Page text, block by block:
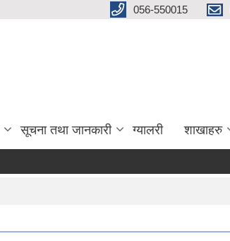
056-550015
सूचना तथा जानकारी ग्यालरी शाखाहरु